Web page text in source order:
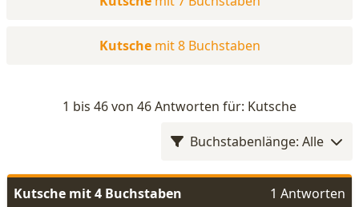
Kutsche mit 8 Buchstaben
1 bis 46 von 46 Antworten für: Kutsche
Buchstabenlänge: Alle
Kutsche mit 4 Buchstaben
1 Antworten